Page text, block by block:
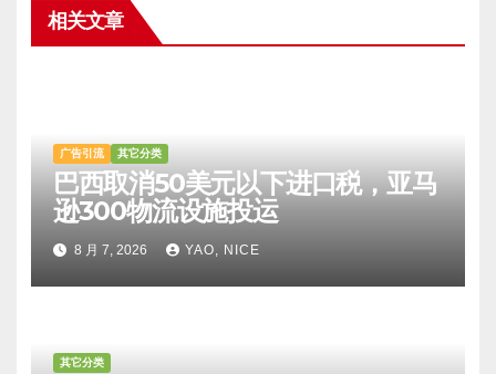
相关文章
广告引流 其它分类
巴西取消50美元以下进口税，亚马
逊300物流设施投运
8 月 7, 2026 YAO, NICE
其它分类